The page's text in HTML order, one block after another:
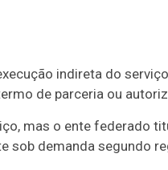
indireta do
de parceria ou
mas o ente federado
sob demanda segundo